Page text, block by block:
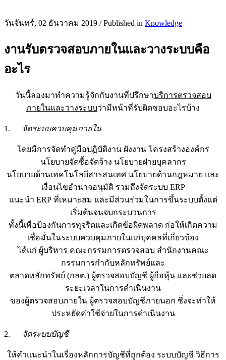
วันจันทร์, 02 ธันวาคม 2019 /Published in Knowledge
งานรับตรวจสอบภายในและวางระบบคือ
อะไร
วันนี้ลองมาทำความรู้จักกับงานที่ปรึกษาบริการตรวจสอบ
ภายในและวางระบบว่ามีหน้าที่รับผิดชอบอะไรบ้าง
1. จัดระบบควบคุมภายใน
โดยมีการจัดทำคู่มือปฏิบัติงาน ผังงาน โครงสร้างองค์กร
นโยบายจัดซื้อจัดจ้าง นโยบายฝ่ายบุคลากร
นโยบายด้านเทคโนโลยีสารสนเทศ นโยบายด้านกฎหมาย และ
เงื่อนไขอำนาจอนุมัติ รวมถึงจัดระบบ ERP
แนะนำ ERP ที่เหมาะสม และมีส่วนร่วมในการขึ้นระบบตั้งแต่
เริ่มต้นจนจบกระบวนการ
ทั้งนี้เพื่อป้องกันการทุจริตและเกิดข้อผิดพลาด ก่อให้เกิดความ
เชื่อมั่นในระบบควบคุมภายในแก่บุคคลที่เกี่ยวข้อง
ได้แก่ ผู้บริหาร คณะกรรมการตรวจสอบ สำนักงานคณะ
กรรมการกำกับหลักทรัพย์และ
ตลาดหลักทรัพย์ (กลต.) ผู้ตรวจสอบบัญชี ผู้ถือหุ้น และช่วยลด
ระยะเวลาในการดำเนินงาน
ของผู้ตรวจสอบภายใน ผู้ตรวจสอบบัญชีภายนอก ซึ่งจะทำให้
ประหยัดค่าใช้จ่ายในการดำเนินงาน
2. จัดระบบบัญชี
ให้คำแนะนำในเรื่องหลักการบัญชีที่ถูกต้อง ระบบบัญชี วิธีการ